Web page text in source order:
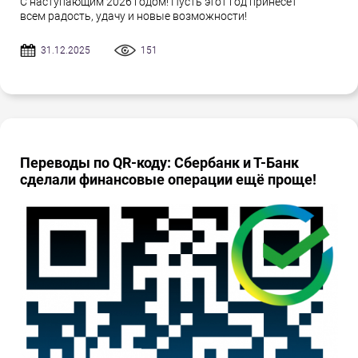
всем радость, удачу и новые возможности!
31.12.2025 151
Переводы по QR-коду: Сбербанк и Т-Банк
сделали финансовые операции ещё проще!